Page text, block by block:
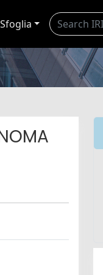
Sfoglia